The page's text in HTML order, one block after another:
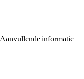
Aanvullende informatie